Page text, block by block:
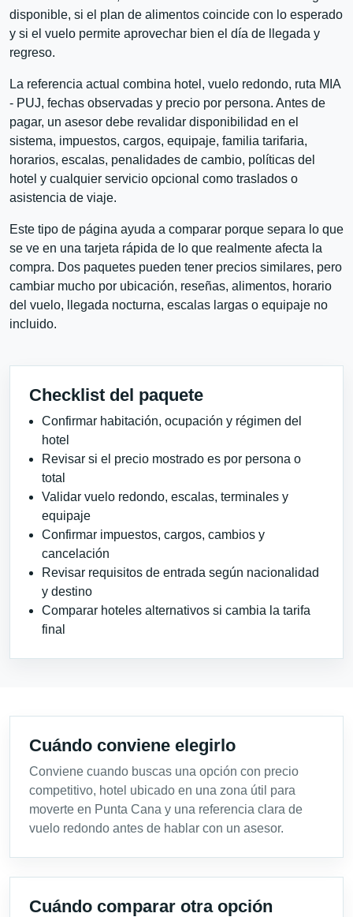
disponible, si el plan de alimentos coincide con lo esperado
y si el vuelo permite aprovechar bien el día de llegada y
regreso.
La referencia actual combina hotel, vuelo redondo, ruta MIA
- PUJ, fechas observadas y precio por persona. Antes de
pagar, un asesor debe revalidar disponibilidad en el
sistema, impuestos, cargos, equipaje, familia tarifaria,
horarios, escalas, penalidades de cambio, políticas del
hotel y cualquier servicio opcional como traslados o
asistencia de viaje.
Este tipo de página ayuda a comparar porque separa lo que
se ve en una tarjeta rápida de lo que realmente afecta la
compra. Dos paquetes pueden tener precios similares, pero
cambiar mucho por ubicación, reseñas, alimentos, horario
del vuelo, llegada nocturna, escalas largas o equipaje no
incluido.
Checklist del paquete
Confirmar habitación, ocupación y régimen del
hotel
Revisar si el precio mostrado es por persona o
total
Validar vuelo redondo, escalas, terminales y
equipaje
Confirmar impuestos, cargos, cambios y
cancelación
Revisar requisitos de entrada según nacionalidad
y destino
Comparar hoteles alternativos si cambia la tarifa
final
Cuándo conviene elegirlo
Conviene cuando buscas una opción con precio
competitivo, hotel ubicado en una zona útil para
moverte en Punta Cana y una referencia clara de
vuelo redondo antes de hablar con un asesor.
Cuándo comparar otra opción